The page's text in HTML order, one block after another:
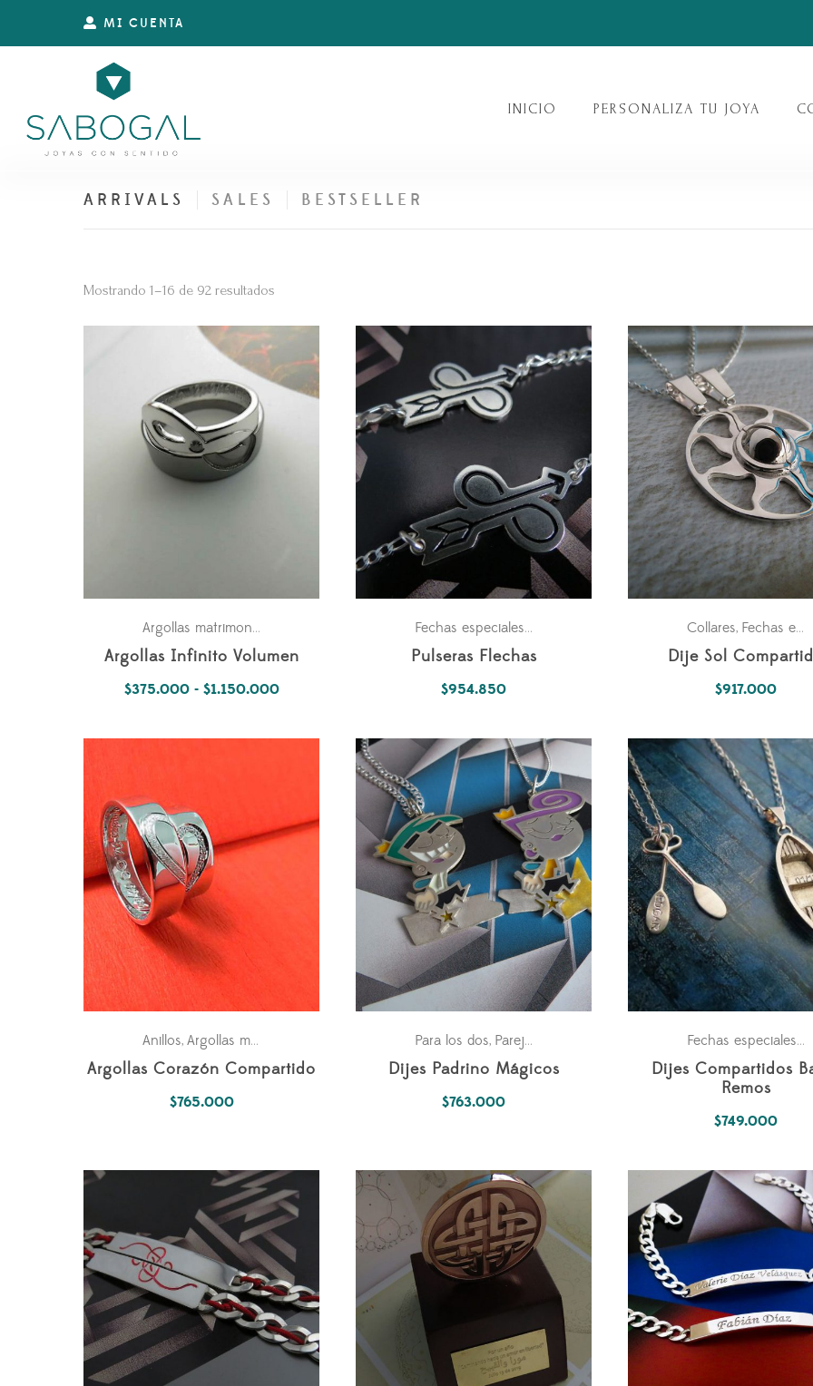
MI CUENTA
INICIO PERSONALIZA TU JOYA
ARRIVALS SALES BESTSELLER
Mostrando 1–16 de 92 resultados
alto
a
Argollas matrimonio Parejas
Argollas Infinito Volumen
$375.000 - $1.150.000Rango
precios:
hasta
$1.150.000
Fechas especiales
,Para los dos
Pulseras Flechas
$954.850
Collares, Fechas especiales
Dije Sol
$917.000
Anillos, Argollas matrimonio Para los dos ,Parejas
Argollas Corazón Compartido
$765.000
Para los dos, Parejas
Dijes Padrino Mágicos
$763.000
Fechas especiales
,
Dijes Compartidos
Remos
$749.000